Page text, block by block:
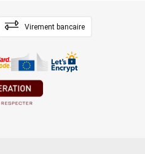
Virement bancaire